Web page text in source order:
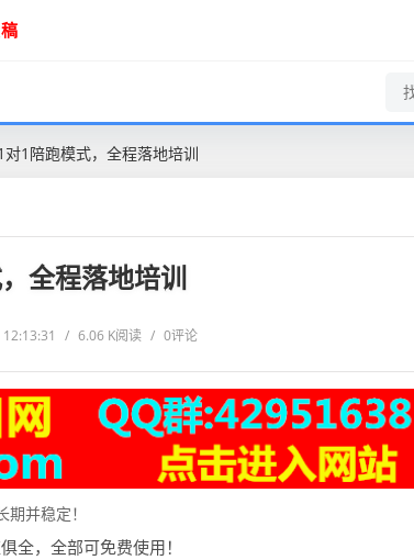
1陪跑模式，全程落地培训
全程落地培训
/ 6.06 K阅读 / 0评论
并稳定！
全，全部可免费使用！